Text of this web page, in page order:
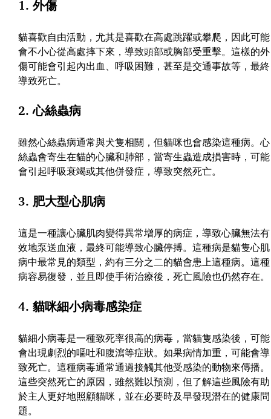
1. 外傷
貓喜歡自由活動，尤其是喜歡在高處跳躍或攀爬，因此可能
會不小心從高處摔下來，導致頭部或胸部受重擊。這樣的外
傷可能會引起內出血、呼吸困難，甚至是交通事故等，最終
導致死亡。
2. 心絲蟲病
雖然心絲蟲病通常與犬隻相關，但貓咪也會感染這種病。心
絲蟲會寄生在貓的心臟和肺部，當寄生蟲造成損害時，可能
會引起呼吸衰竭或其他併發症，導致突然死亡。
3. 肥大型心肌病
這是一種讓心臟肌肉變得異常增厚的病症，導致心臟無法有
效地泵送血液，最終可能導致心臟停搏。這種病是貓隻心肌
病中最常見的類型，約有三分之二的貓會患上這種病。這種
病容易復發，並且即使手術治療後，死亡風險也仍然存在。
4. 貓咪細小病毒感染症
貓細小病毒是一種致死率很高的病毒，當貓隻感染後，可能
會出現劇烈的嘔吐和腹瀉等症狀。如果病情加重，可能會導
致死亡。這種病毒通常通過接觸其他受感染的動物來傳播。
這些突然死亡的原因，雖然難以預測，但了解這些風險有助
於主人更好地照顧貓咪，並在必要時及早發現潛在的健康問
題。